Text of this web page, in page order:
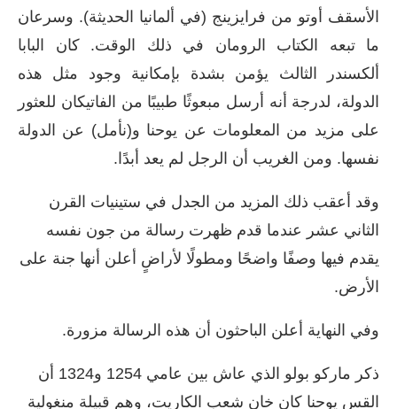
الأسقف أوتو من فرايزينج (في ألمانيا الحديثة). وسرعان
ما تبعه الكتاب الرومان في ذلك الوقت. كان البابا
ألكسندر الثالث يؤمن بشدة بإمكانية وجود مثل هذه
الدولة، لدرجة أنه أرسل مبعوثًا طبيبًا من الفاتيكان للعثور
على مزيد من المعلومات عن يوحنا و(نأمل) عن الدولة
نفسها. ومن الغريب أن الرجل لم يعد أبدًا.
وقد أعقب ذلك المزيد من الجدل في ستينيات القرن
الثاني عشر عندما قدم ظهرت رسالة من جون نفسه
يقدم فيها وصفًا واضحًا ومطولًا لأراضٍ أعلن أنها جنة على
الأرض.
وفي النهاية أعلن الباحثون أن هذه الرسالة مزورة.
ذكر ماركو بولو الذي عاش بين عامي 1254 و1324 أن
القس يوحنا كان خان شعب الكاريت، وهم قبيلة منغولية